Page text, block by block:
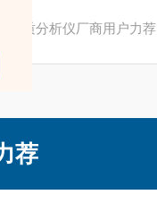
质分析仪厂商用户力荐
荐